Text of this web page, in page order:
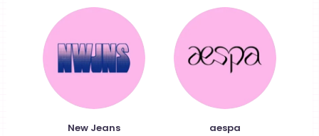
New Jeans aespa